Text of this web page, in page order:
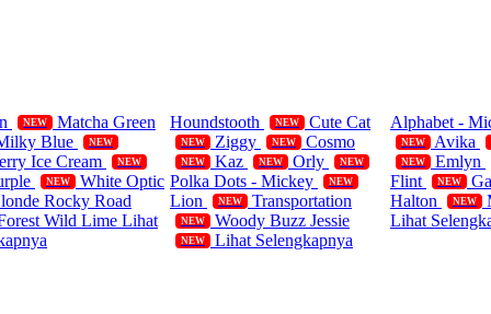
NEW Matcha Green
Blue NEW
Ice Cream NEW
NEW
White Optic
Rocky Road
Wild Lime Lihat
Houndstooth
NEW Cute Cat
NEW Ziggy NEW Cosmo
NEW Kaz NEW Orly NEW
Polka Dots - Mickey NEW
Lion NEW Transportation
NEW Woody Buzz Jessie
NEW Lihat Selengkapnya
Alphabet -
NEW Avika
NEW Emlyn
Flint NEW
Halton NEW
Lihat